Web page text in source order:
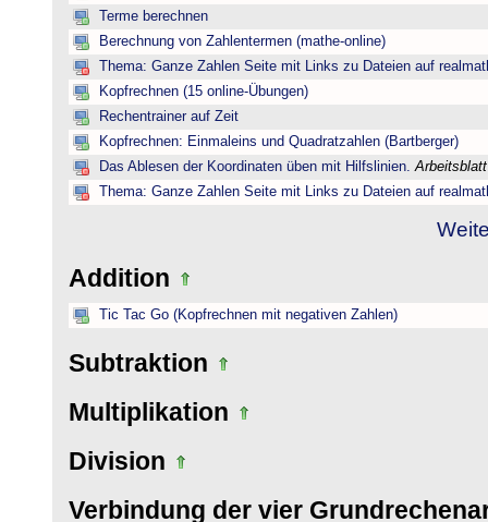
Terme berechnen
Berechnung von Zahlentermen (mathe-online)
Thema: Ganze Zahlen Seite mit Links zu Dateien auf
Kopfrechnen (15 online-Übungen)
Rechentrainer auf Zeit
Kopfrechnen: Einmaleins und Quadratzahlen (Bartberger)
Das Ablesen der Koordinaten üben mit Hilfslinien.
Thema: Ganze Zahlen Seite mit Links zu Dateien auf
Addition
Tic Tac Go (Kopfrechnen mit negativen Zahlen)
Subtraktion
Multiplikation
Division
Verbindung der vier